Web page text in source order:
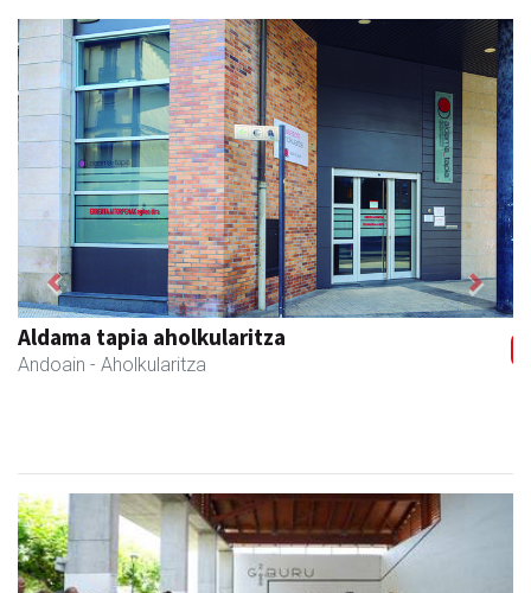
Ondarreta Ikastetxea
Andoain - Hezkuntza
Previous Next